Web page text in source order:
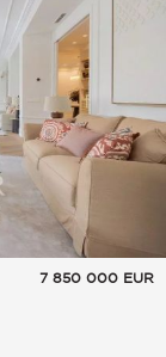
7 850 000 EUR